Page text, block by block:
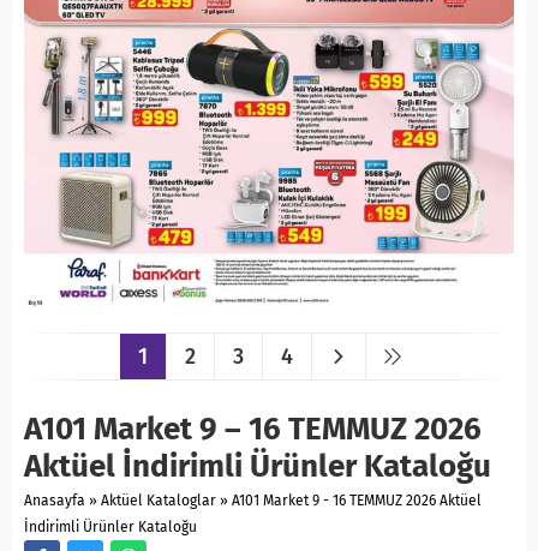
1 2 3 4
A101 Market 9 – 16 TEMMUZ 2026
Aktüel İndirimli Ürünler Kataloğu
Anasayfa » Aktüel Kataloglar » A101 Market 9 - 16 TEMMUZ 2026 Aktüel
İndirimli Ürünler Kataloğu